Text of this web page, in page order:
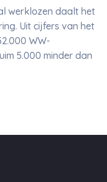
werklozen daalt het
Uit cijfers van het
WW-
5.000 minder dan